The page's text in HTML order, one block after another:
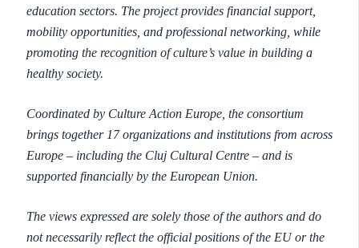
education sectors. The project provides financial support,
mobility opportunities, and professional networking, while
promoting the recognition of culture’s value in building a
healthy society.
Coordinated by Culture Action Europe, the consortium
brings together 17 organizations and institutions from across
Europe – including the Cluj Cultural Centre – and is
supported financially by the European Union.
The views expressed are solely those of the authors and do
not necessarily reflect the official positions of the EU or the